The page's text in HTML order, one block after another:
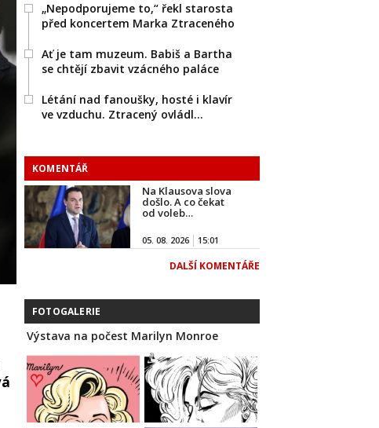
„Nepodporujeme to,“ řekl starosta
před koncertem Marka Ztraceného
Ať je tam muzeum. Babiš a Bartha
se chtějí zbavit vzácného paláce
Létání nad fanoušky, hosté i klavír
ve vzduchu. Ztracený ovládl…
KOMENTÁŘ
Na Klausova slova
došlo. A co čekat
od voleb…
05. 08. 2026 15:01
DALŠÍ KOMENTÁŘE
FOTOGALERIE
Výstava na počest Marilyn Monroe